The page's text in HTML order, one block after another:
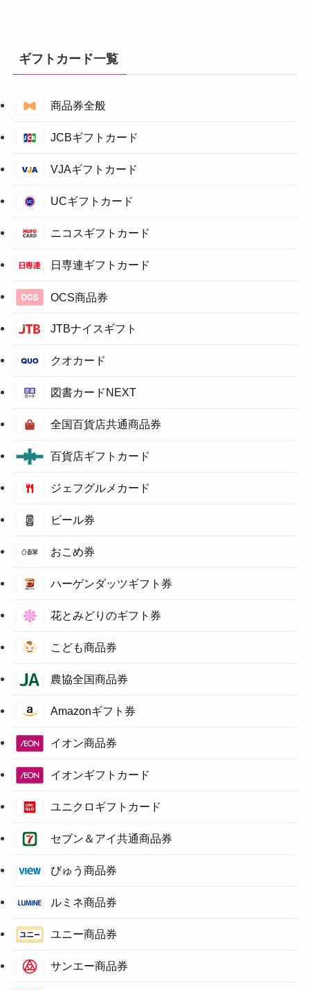
ギフトカード一覧
商品券全般
JCBギフトカード
VJAギフトカード
UCギフトカード
ニコスギフトカード
日専連ギフトカード
OCS商品券
JTBナイスギフト
クオカード
図書カードNEXT
全国百貨店共通商品券
百貨店ギフトカード
ジェフグルメカード
ビール券
おこめ券
ハーゲンダッツギフト券
花とみどりのギフト券
こども商品券
農協全国商品券
Amazonギフト券
イオン商品券
イオンギフトカード
ユニクロギフトカード
セブン＆アイ共通商品券
びゅう商品券
ルミネ商品券
ユニー商品券
サンエー商品券